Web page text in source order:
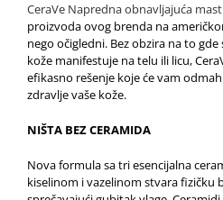
CeraVe Napredna obnavljajuća mast
proizvoda ovog brenda na
nego očigledni. Bez obzira na to
kože manifestuje na telu ili licu,
efikasno rešenje koje će vam
zdravlje vaše kože.
NIŠTA BEZ CERAMIDA
Nova formula sa tri esencijalna
kiselinom i vazelinom stvara fizičku